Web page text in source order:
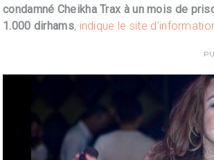
condamné Cheikha Trax à un mois de
1.000 dirhams, indique le site